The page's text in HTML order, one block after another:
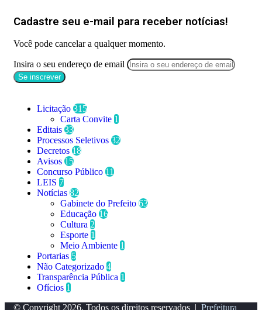
Cadastre seu e-mail para receber notícias!
Você pode cancelar a qualquer momento.
Insira o seu endereço de email
Licitação 315
Carta Convite 1
Editais 33
Processos Seletivos 32
Decretos 18
Avisos 15
Concurso Público 11
LEIS 7
Notícias 82
Gabinete do Prefeito 63
Educação 16
Cultura 2
Esporte 1
Meio Ambiente 1
Portarias 5
Não Categorizado 4
Transparência Pública 1
Ofícios 1
© Copyright 2026, Todos os direitos reservados | Prefeitura